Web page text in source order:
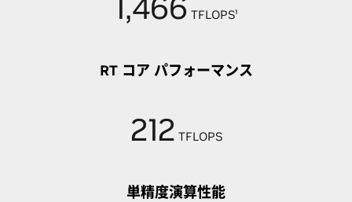
1,466 TFLOPS¹
RT コア パフォーマンス
212 TFLOPS
単精度演算性能